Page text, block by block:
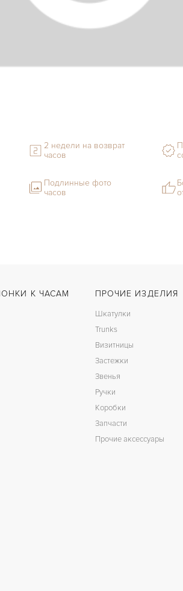
2 недели на возврат
часов
Подлинные фото
часов
К ЧАСАМ ПРОЧИЕ ИЗДЕЛИЯ
Шкатулки
Trunks
Визитницы
Застежки
Звенья
Ручки
Коробки
Запчасти
Прочие аксессуары